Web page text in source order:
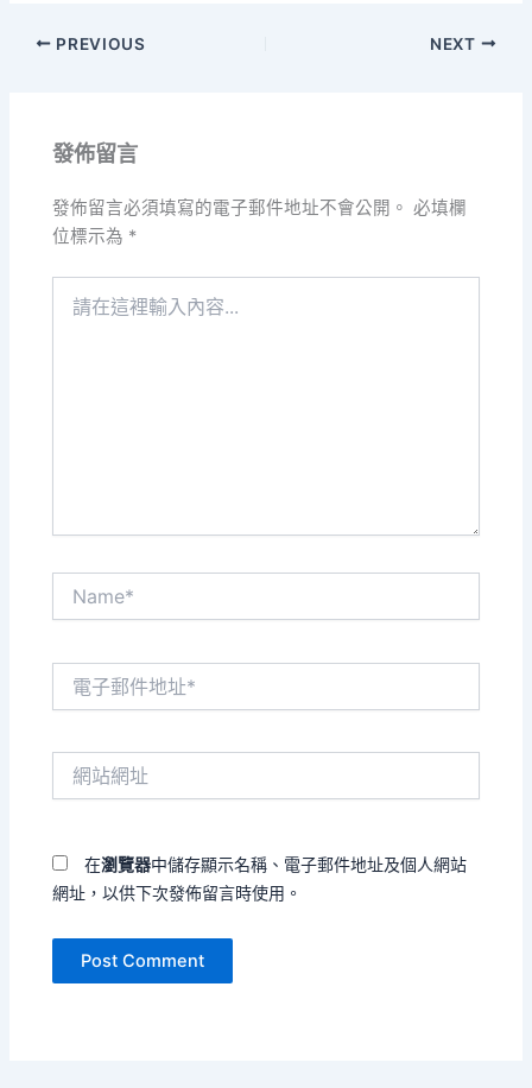
PREVIOUS NEXT
發佈留言
發佈留言必須填寫的電子郵件地址不會公開。 必填欄
位標示為 *
在瀏覽器中儲存顯示名稱、電子郵件地址及個人網站
網址，以供下次發佈留言時使用。